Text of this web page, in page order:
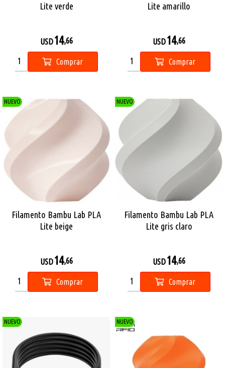
Lite verde
USD14,66
Comprar
Lite amarillo
USD14,66
Comprar
NUEVO
Filamento Bambu Lab PLA
Lite beige
USD14,66
Comprar
NUEVO
Filamento Bambu Lab PLA
Lite gris claro
USD14,66
Comprar
NUEVO NUEVO